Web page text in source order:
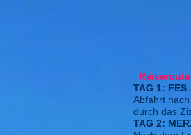
3
TAG 1: FES
Abfahrt
durch das
TAG 2: